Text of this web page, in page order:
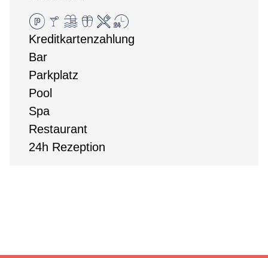
Kreditkartenzahlung
Bar
Parkplatz
Pool
Spa
Restaurant
24h Rezeption